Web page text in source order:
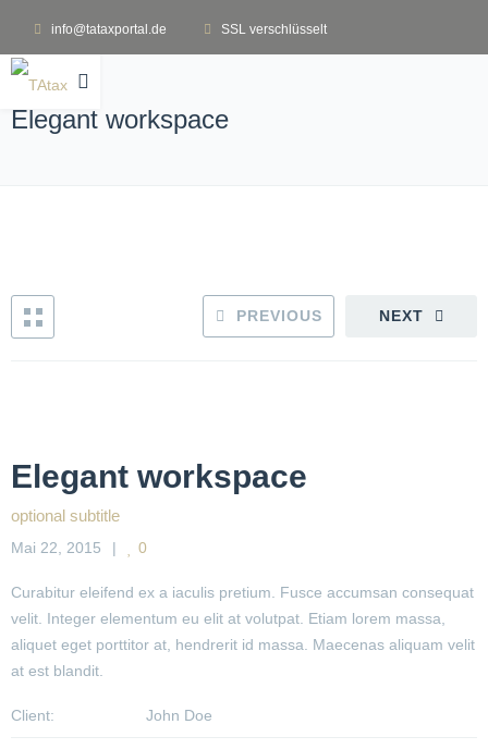
info@tataxportal.de SSL verschlüsselt
Elegant workspace
NEXT
PREVIOUS
Elegant workspace
optional subtitle
Mai 22, 2015 0
Curabitur eleifend ex a iaculis pretium. Fusce accumsan consequat
velit. Integer elementum eu elit at volutpat. Etiam lorem massa,
aliquet eget porttitor at, hendrerit id massa. Maecenas aliquam velit
at est blandit.
Client: John Doe